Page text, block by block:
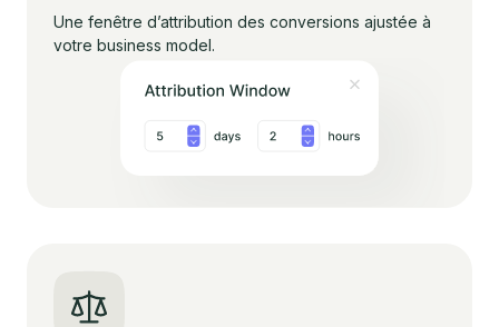
Une fenêtre d’attribution des conversions ajustée à
votre business model.